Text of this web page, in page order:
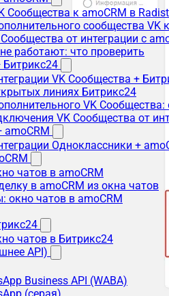
Сообщества к amoCRM в
сообщества VK
от интеграции с
работают: что проверить
Битрикс24
VK Сообщества +
линиях Битрикс24
VK
VK Сообщества от
amoCRM
Одноклассники +
чатов в amoCRM
в amoCRM из окна чатов
окно чатов в amoCRM
чатов в Битрикс24
API)
Business API (WABA)